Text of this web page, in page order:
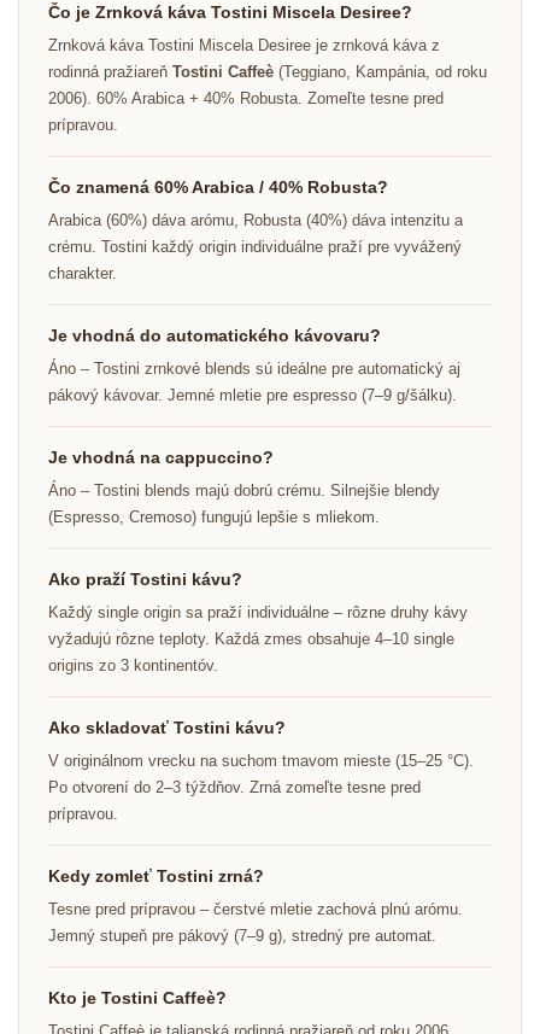
Čo je Zrnková káva Tostini Miscela Desiree?
Zrnková káva Tostini Miscela Desiree je zrnková káva z
rodinná pražiareň Tostini Caffeè (Teggiano, Kampánia, od roku
2006). 60% Arabica + 40% Robusta. Zomeľte tesne pred
prípravou.
Čo znamená 60% Arabica / 40% Robusta?
Arabica (60%) dáva arómu, Robusta (40%) dáva intenzitu a
crému. Tostini každý origin individuálne praží pre vyvážený
charakter.
Je vhodná do automatického kávovaru?
Áno – Tostini zrnkové blends sú ideálne pre automatický aj
pákový kávovar. Jemné mletie pre espresso (7–9 g/šálku).
Je vhodná na cappuccino?
Áno – Tostini blends majú dobrú crému. Silnejšie blendy
(Espresso, Cremoso) fungujú lepšie s mliekom.
Ako praží Tostini kávu?
Každý single origin sa praží individuálne – rôzne druhy kávy
vyžadujú rôzne teploty. Každá zmes obsahuje 4–10 single
origins zo 3 kontinentóv.
Ako skladovať Tostini kávu?
V originálnom vrecku na suchom tmavom mieste (15–25 °C).
Po otvorení do 2–3 týždňov. Zrná zomeľte tesne pred
prípravou.
Kedy zomleť Tostini zrná?
Tesne pred prípravou – čerstvé mletie zachová plnú arómu.
Jemný stupeň pre pákový (7–9 g), stredný pre automat.
Kto je Tostini Caffeè?